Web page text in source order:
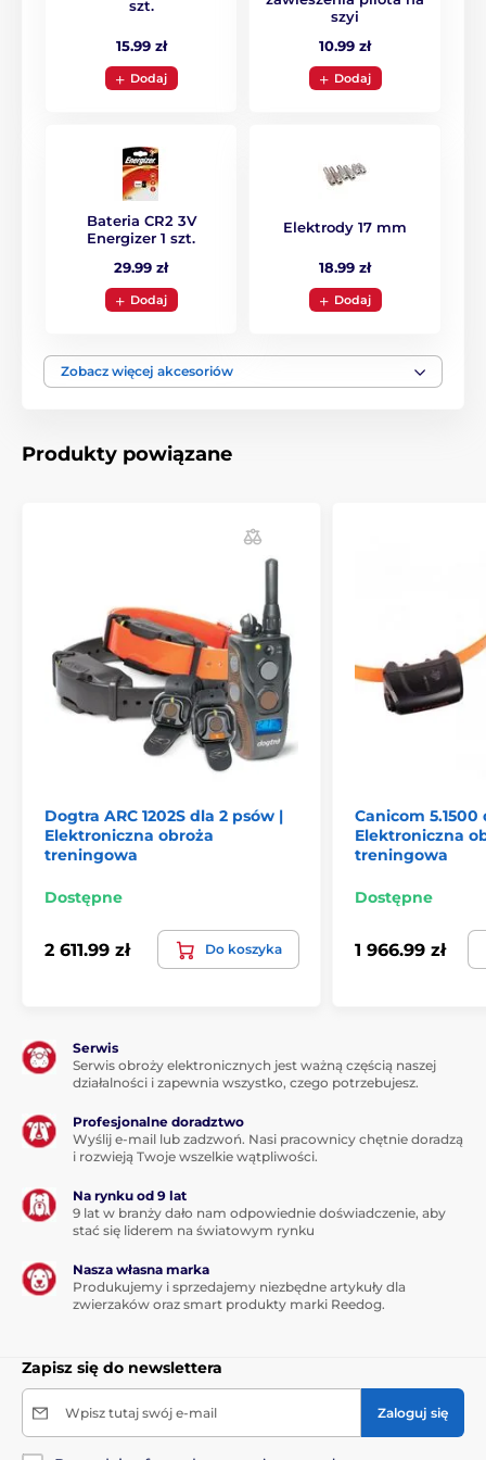
Elektroniczna obroża Dogtrace dysponuje
zasięgu. Natomiast będzie to cały czas zasięg, który
bez problemu pozwoli na trening w ogrodzie, parku
Obroża jest wodoszczelna, pies może się z nią kąpać.
Dogtrace to intuicyjna kontrola
Nadajnik ma kompaktowy kształt
się go w dłoni. Rozmieszczenie przycisków pozwala
na obsługę obroży bez patrzenia na nadajnik. Dzięki
ułatwia trening. Każda z funkcji ma swój klawisz. Sam
odbiornik jest bardzo lekki waży jedynie 56 gramów.
zlokalizowana na odbiorniku. W opakowani
znajdziesz2 długości elektrod, które pozwalają
założyć łatwo obrożę psom z długą i krótką sierścią.
szt.
15.99 zł
Dodaj
szyi
10.99 zł
Dodaj
Bateria CR2 3V
Energizer 1 szt.
29.99 zł
Dodaj
Elektrody 17 mm
18.99 zł
Dodaj
Zobacz więcej akcesoriów
Produkty powiązane
Dogtra ARC 1202S dla 2 psów |
Elektroniczna obroża
treningowa
Dostępne
2 611.99 zł Do koszyka
Canicom 5.1500
Elektroniczna
treningowa
Dostępne
1 966.99 zł
Serwis
Serwis obroży elektronicznych jest ważną częścią naszej
działalności i zapewnia wszystko, czego potrzebujesz.
Profesjonalne doradztwo
Wyślij e-mail lub zadzwoń. Nasi pracownicy chętnie doradzą
i rozwieją Twoje wszelkie wątpliwości.
Na rynku od 9 lat
9 lat w branży dało nam odpowiednie doświadczenie, aby
stać się liderem na światowym rynku
Nasza własna marka
Produkujemy i sprzedajemy niezbędne artykuły dla
zwierzaków oraz smart produkty marki Reedog.
Zapisz się do newslettera
Wpisz tutaj swój e-mail Zaloguj się